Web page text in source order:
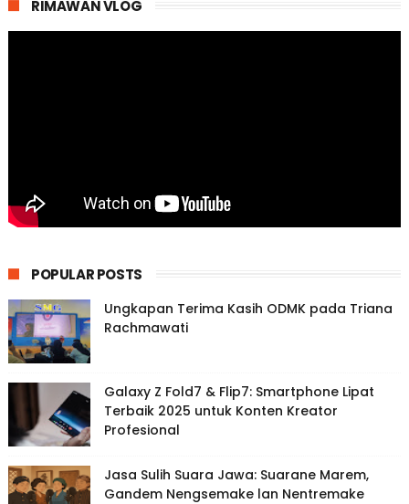
RIMAWAN VLOG
POPULAR POSTS
Ungkapan Terima Kasih ODMK pada Triana
Rachmawati
Galaxy Z Fold7 & Flip7: Smartphone Lipat
Terbaik 2025 untuk Konten Kreator
Profesional
Jasa Sulih Suara Jawa: Suarane Marem,
Gandem Nengsemake lan Nentremake